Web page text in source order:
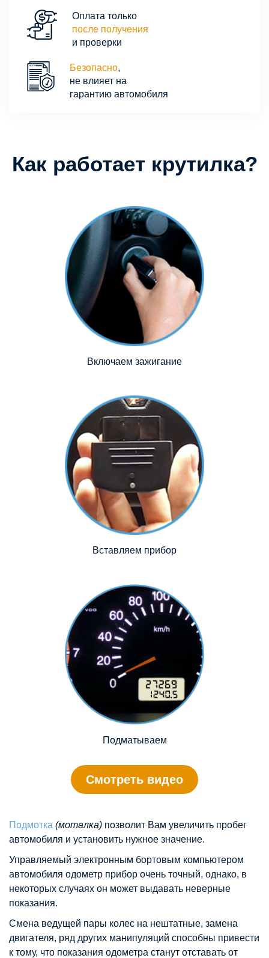
Оплата только
после получения
и проверки
Безопасно,
не влияет на
гарантию автомобиля
Как работает крутилка?
Включаем зажигание
Вставляем прибор
Подматываем
Смотреть видео
Подмотка (моталка) позволит Вам увеличить пробег
автомобиля и установить нужное значение.
Управляемый электронным бортовым компьютером
автомобиля одометр прибор очень точный, однако, в
некоторых случаях он может выдавать неверные
показания.
Смена ведущей пары колес на нештатные, замена
двигателя, ряд других манипуляций способны привести
к тому, что показания одометра станут отставать от